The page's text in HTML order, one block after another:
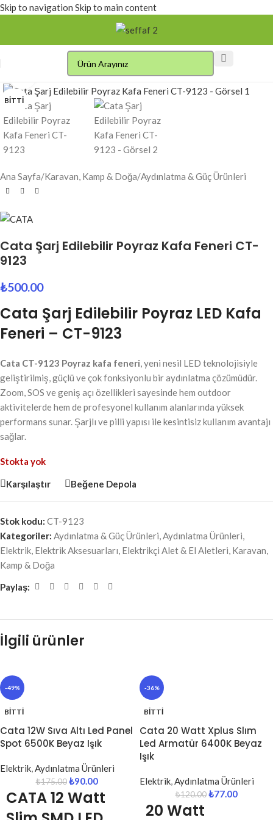
Skip to navigation Skip to main content
BITTI
Click to enlarge
Ana Sayfa/Karavan, Kamp & Doğa/Aydınlatma & Güç Ürünleri
Cata Şarj Edilebilir Poyraz Kafa Feneri CT-
9123
₺500.00
Cata Şarj Edilebilir Poyraz LED Kafa
Feneri – CT-9123
Cata CT-9123 Poyraz kafa feneri, yeni nesil LED teknolojisiyle
geliştirilmiş, güçlü ve çok fonksiyonlu bir aydınlatma çözümüdür.
Zoom, SOS ve geniş açı özellikleri sayesinde hem outdoor
aktivitelerde hem de profesyonel kullanım alanlarında yüksek
performans sunar. Şarjlı ve pilli yapısı ile kesintisiz kullanım avantajı
sağlar.
Stokta yok
Karşılaştır Beğene Depola
Stok kodu: CT-9123
Kategoriler: Aydınlatma & Güç Ürünleri,Aydınlatma Ürünleri,
Elektrik, Elektrik Aksesuarları, Elektrikçi Alet & El Aletleri, Karavan,
Kamp & Doğa
Paylaş:
İlgili ürünler
-49%
BITTI
Cata 12W Sıva Altı Led Panel
Spot 6500K Beyaz Işık
Elektrik,Aydınlatma Ürünleri
₺175.00 ₺90.00
CATA 12 Watt
-36%
BITTI
Cata 20 Watt Xplus Slım
Led Armatür 6400K Beyaz
Işık
Elektrik,Aydınlatma Ürünleri
₺120.00 ₺77.00
20 Watt